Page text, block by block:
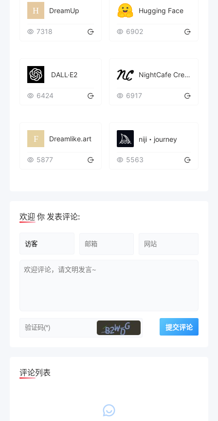
DreamUp
7318
Hugging Face
6902
​ DALL·E2
6424
NightCafe Creator
6917
Dreamlike.art
5877
niji・journey
5563
欢迎 你 发表评论:
评论列表